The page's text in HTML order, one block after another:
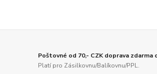
Poštovné od 70,- CZK doprava zdarma
Platí pro Zásilkovnu/Balíkovnu/PPL.